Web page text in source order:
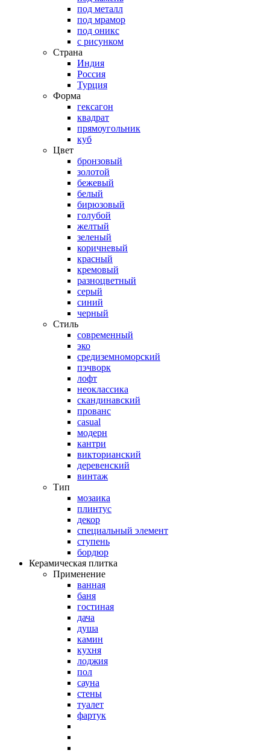
под металл
под мрамор
под оникс
с рисунком
Страна
Индия
Россия
Турция
Форма
гексагон
квадрат
прямоугольник
куб
Цвет
бронзовый
золотой
бежевый
белый
бирюзовый
голубой
желтый
зеленый
коричневый
красный
кремовый
разноцветный
серый
синий
черный
Стиль
современный
эко
средиземноморский
пэчворк
лофт
неоклассика
скандинавский
прованс
casual
модерн
кантри
викторианский
деревенский
винтаж
Тип
мозаика
плинтус
декор
специальный элемент
ступень
бордюр
Керамическая плитка
Применение
ванная
баня
гостиная
дача
душа
камин
кухня
лоджия
пол
сауна
стены
туалет
фартук